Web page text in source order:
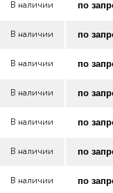
В наличии по
В наличии по
В наличии по
В наличии по
В наличии по
В наличии по
В наличии по